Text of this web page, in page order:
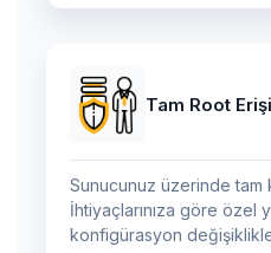
Tam Root
Sunucunuz üzerinde tam
İhtiyaçlarınıza göre özel
konfigürasyon